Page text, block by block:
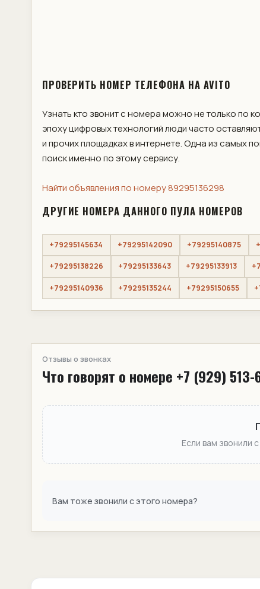
ПРОВЕРИТЬ НОМЕР ТЕЛЕФОНА НА AVITO
Узнать кто звонит с номера можно не только по
эпоху цифровых технологий люди часто
и прочих площадках в интернете. Одна из самых
поиск именно по этому сервису.
Найти объявления по номеру 89295136298
ДРУГИЕ НОМЕРА ДАННОГО ПУЛА НОМЕРОВ
+79295145634 +79295142090 +79295140875
+79295138226 +79295133643 +79295133913
+79295140936 +79295135244 +79295150655
Отзывы о звонках
Что говорят о номере +7 (929)
Если вам звонили
Вам тоже звонили с этого номера?